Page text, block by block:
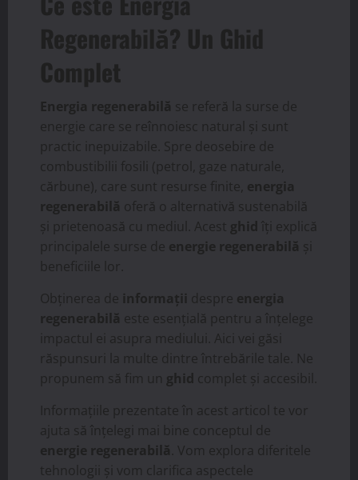
Regenerabilă? Un Ghid
Complet
Energia regenerabilă se referă la surse de
energie care se reînnoiesc natural și sunt
practic inepuizabile. Spre deosebire de
combustibilii fosili (petrol, gaze naturale,
cărbune), care sunt resurse finite, energia
regenerabilă oferă o alternativă sustenabilă
și prietenoasă cu mediul. Acest ghid îți explică
principalele surse de energie regenerabilă și
beneficiile lor.
Obținerea de informații despre energia
regenerabilă este esențială pentru a înțelege
impactul ei asupra mediului. Aici vei găsi
răspunsuri la multe dintre întrebările tale. Ne
propunem să fim un ghid complet și accesibil.
Informațiile prezentate în acest articol te vor
ajuta să înțelegi mai bine conceptul de
energie regenerabilă . Vom explora diferitele
tehnologii și vom clarifica aspectele